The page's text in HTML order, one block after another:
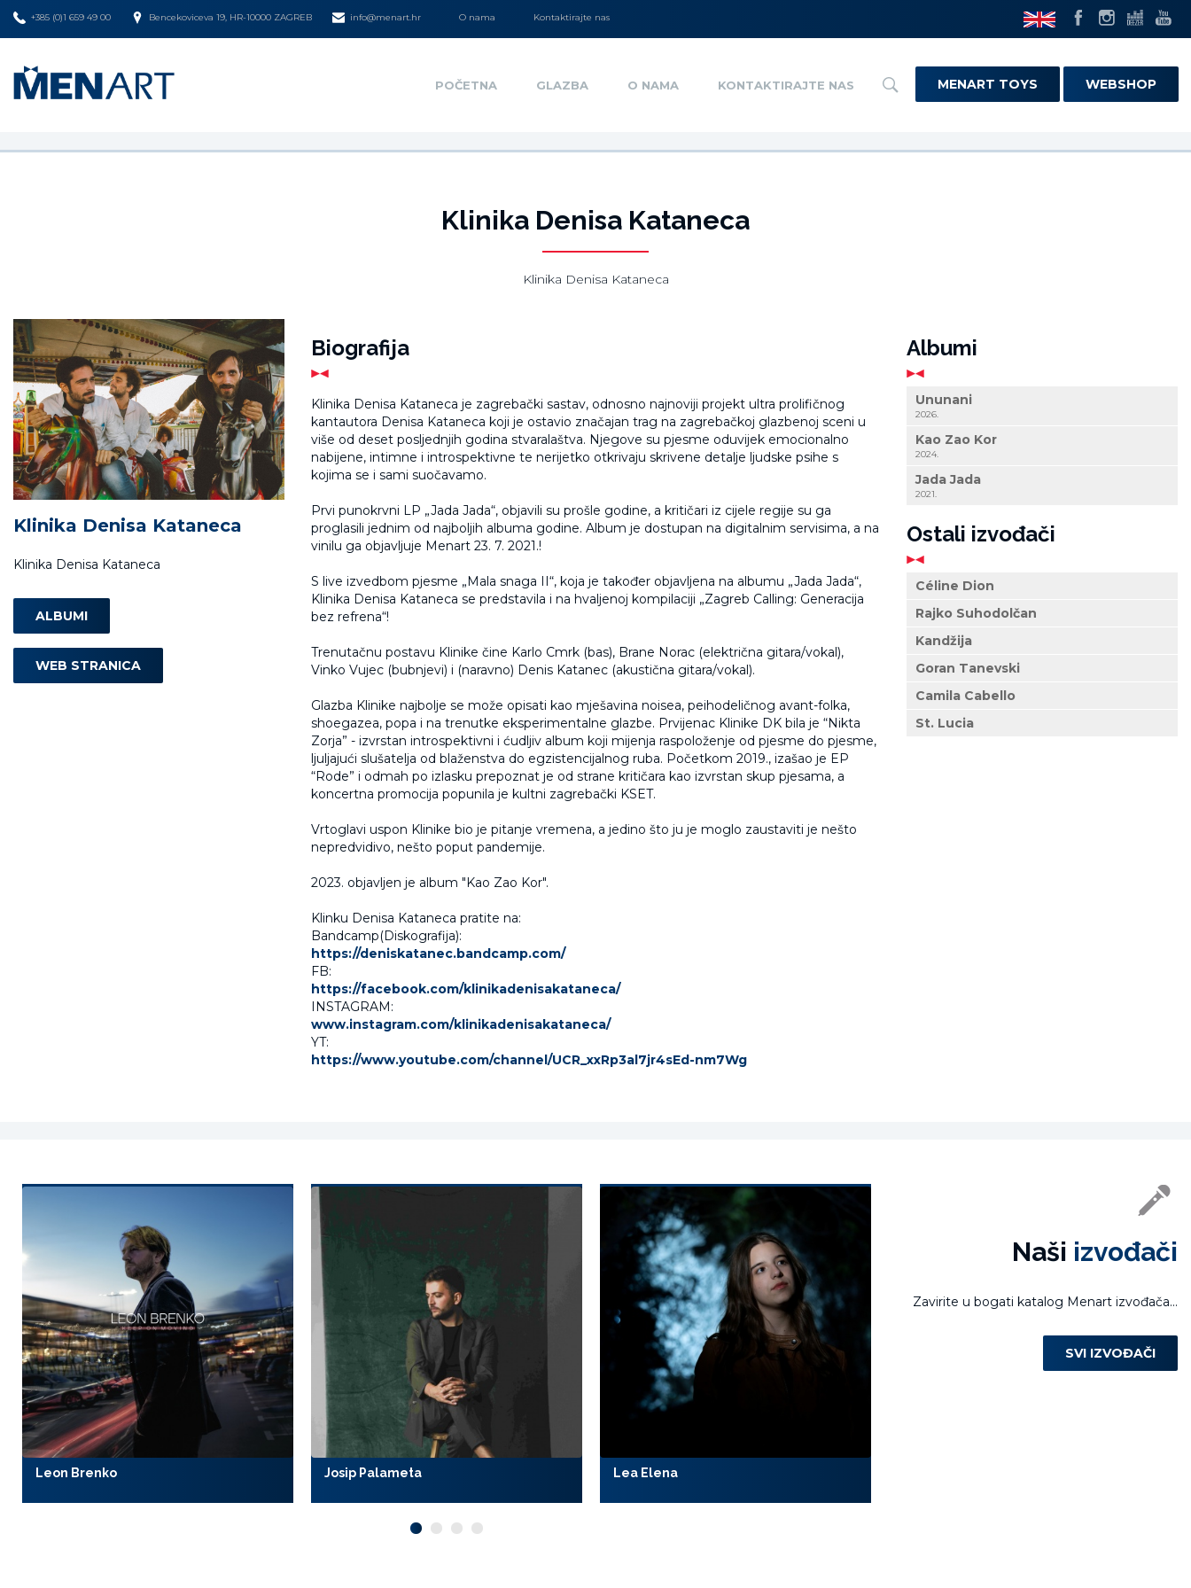
+385 (0)1 659 49 00 Bencekoviceva 19, HR-10000 ZAGREB info@menart.hr O nama Kontaktirajte nas
POČETNA GLAZBA O NAMA KONTAKTIRAJTE NAS MENART TOYS WEBSHOP
Klinika Denisa Kataneca
Klinika Denisa Kataneca
Klinika Denisa Kataneca
Klinika Denisa Kataneca
ALBUMI
WEB STRANICA
Biografija
Klinika Denisa Kataneca je zagrebački sastav, odnosno najnoviji projekt ultra prolifičnog
kantautora Denisa Kataneca koji je ostavio značajan trag na zagrebačkoj glazbenoj sceni u
više od deset posljednjih godina stvaralaštva. Njegove su pjesme oduvijek emocionalno
nabijene, intimne i introspektivne te nerijetko otkrivaju skrivene detalje ljudske psihe s
kojima se i sami suočavamo.
Prvi punokrvni LP „Jada Jada“, objavili su prošle godine, a kritičari iz cijele regije su ga
proglasili jednim od najboljih albuma godine. Album je dostupan na digitalnim servisima, a na
vinilu ga objavljuje Menart 23. 7. 2021.!
S live izvedbom pjesme „Mala snaga II“, koja je također objavljena na albumu „Jada Jada“,
Klinika Denisa Kataneca se predstavila i na hvaljenoj kompilaciji „Zagreb Calling: Generacija
bez refrena“!
Trenutačnu postavu Klinike čine Karlo Cmrk (bas), Brane Norac (električna gitara/vokal),
Vinko Vujec (bubnjevi) i (naravno) Denis Katanec (akustična gitara/vokal).
Glazba Klinike najbolje se može opisati kao mješavina noisea, peihodeličnog avant-folka,
shoegazea, popa i na trenutke eksperimentalne glazbe. Prvijenac Klinike DK bila je “Nikta
Zorja” - izvrstan introspektivni i ćudljiv album koji mijenja raspoloženje od pjesme do pjesme,
ljuljajući slušatelja od blaženstva do egzistencijalnog ruba. Početkom 2019., izašao je EP
“Rode” i odmah po izlasku prepoznat je od strane kritičara kao izvrstan skup pjesama, a
koncertna promocija popunila je kultni zagrebački KSET.
Vrtoglavi uspon Klinike bio je pitanje vremena, a jedino što ju je moglo zaustaviti je nešto
nepredvidivo, nešto poput pandemije.
2023. objavljen je album "Kao Zao Kor".
Klinku Denisa Kataneca pratite na:
Bandcamp(Diskografija):
https://deniskatanec.bandcamp.com/
FB:
https://facebook.com/klinikadenisakataneca/
INSTAGRAM:
www.instagram.com/klinikadenisakataneca/
YT:
https://www.youtube.com/channel/UCR_xxRp3al7jr4sEd-nm7Wg
Albumi
Ununani
2026.
Kao Zao Kor
2024.
Jada Jada
2021.
Ostali izvođači
Céline Dion
Rajko Suhodolčan
Kandžija
Goran Tanevski
Camila Cabello
St. Lucia
Naši izvođači
Zavirite u bogati katalog Menart izvođača...
SVI IZVOĐAČI
Leon Brenko Josip Palameta Lea Elena